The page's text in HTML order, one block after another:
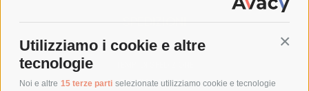
Utilizziamo i cookie e altre
tecnologie
Noi e altre 15 terze parti selezionate utilizziamo cookie e tecnologie
SPEDIZIONI
COSTI DI SPEDIZIONE
POLITICA DI RESO